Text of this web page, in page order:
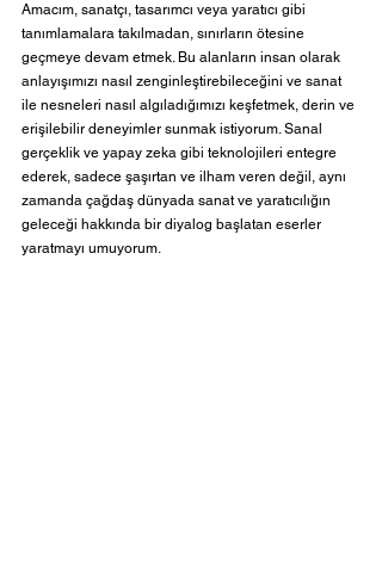
Amacım, sanatçı, tasarımcı veya yaratıcı gibi
tanımlamalara takılmadan, sınırların ötesine
geçmeye devam etmek. Bu alanların insan olarak
anlayışımızı nasıl zenginleştirebileceğini ve sanat
ile nesneleri nasıl algıladığımızı keşfetmek, derin ve
erişilebilir deneyimler sunmak istiyorum. Sanal
gerçeklik ve yapay zeka gibi teknolojileri entegre
ederek, sadece şaşırtan ve ilham veren değil, aynı
zamanda çağdaş dünyada sanat ve yaratıcılığın
geleceği hakkında bir diyalog başlatan eserler
yaratmayı umuyorum.